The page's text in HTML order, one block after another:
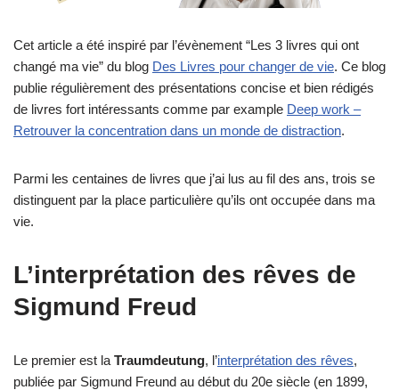
Cet article a été inspiré par l’évènement “Les 3 livres qui ont
changé ma vie” du blog Des Livres pour changer de vie. Ce blog
publie régulièrement des présentations concise et bien rédigés
de livres fort intéressants comme par example Deep work –
Retrouver la concentration dans un monde de distraction.
Parmi les centaines de livres que j’ai lus au fil des ans, trois se
distinguent par la place particulière qu’ils ont occupée dans ma
vie.
L’interprétation des rêves de
Sigmund Freud
Le premier est la Traumdeutung, l’interprétation des rêves,
publiée par Sigmund Freund au début du 20e siècle (en 1899,